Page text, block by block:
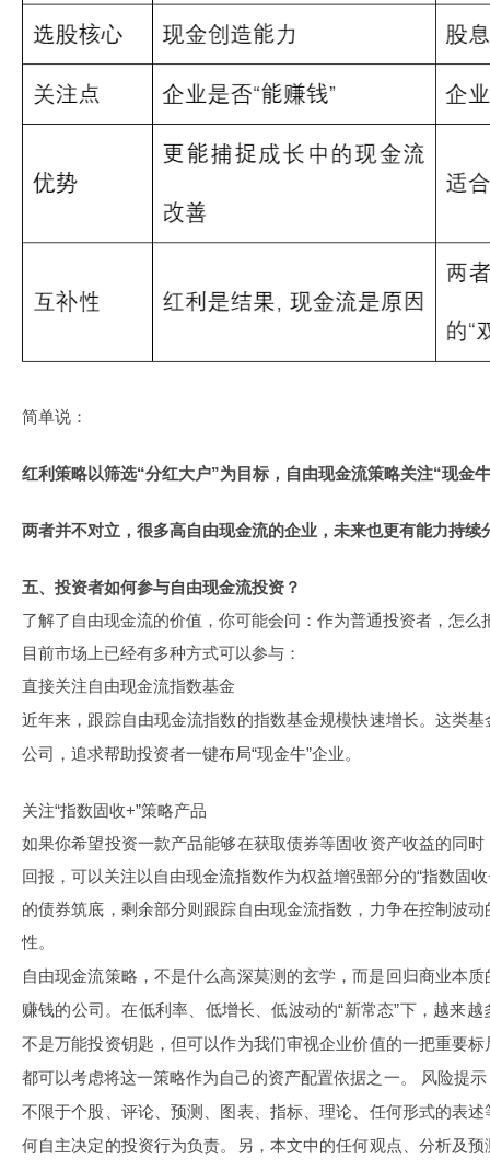
简单说：
红利策略以筛选“分红大户”为目标，自由现金流策略关注“现金
两者并不对立，很多高自由现金流的企业，未来也更有能力持续
五、投资者如何参与自由现金流投资？
了解了自由现金流的价值，你可能会问：作为普通投资者，怎么
目前市场上已经有多种方式可以参与：
直接关注自由现金流指数基金
近年来，跟踪自由现金流指数的指数基金规模快速增长。这类
公司，追求帮助投资者一键布局“现金牛”企业。
关注“指数固收+”策略产品
如果你希望投资一款产品能够在获取债券等固收资产收益的同
回报，可以关注以自由现金流指数作为权益增强部分的“指数固
的债券筑底，剩余部分则跟踪自由现金流指数，力争在控制波
性。
自由现金流策略，不是什么高深莫测的玄学，而是回归商业本
赚钱的公司。在低利率、低增长、低波动的“新常态”下，越来
不是万能投资钥匙，但可以作为我们审视企业价值的一把重要
都可以考虑将这一策略作为自己的资产配置依据之一。 风险提
不限于个股、评论、预测、图表、指标、理论、任何形式的表
何自主决定的投资行为负责。另，本文中的任何观点、分析及